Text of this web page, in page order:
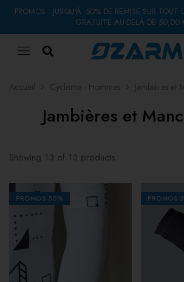
PROMOS : JUSQU'À -50% DE REMISE SUR TOUT
GRATUITE AU-DELÀ DE
Jambières et
Showing 13 of 13 products
PROMOS 50% PROMOS